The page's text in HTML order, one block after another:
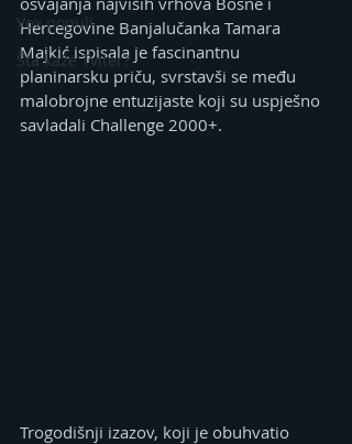
Vox populi
Šta kaže Tviter?
Hercegovine Banjalučanka Tamara
Majkić ispisala je fascinantnu
planinarsku priču, svrstavši se među
malobrojne entuzijaste koji su uspješno
savladali Challenge 2000+.
Trogodišnji izazov, koji je obuhvatio